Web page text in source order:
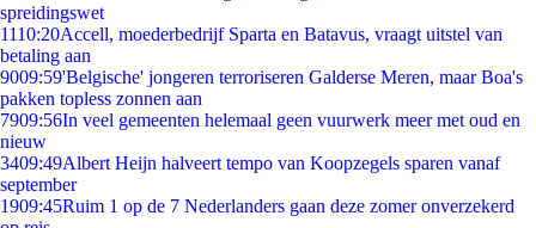
spreidingswet
1110:20Accell, moederbedrijf Sparta en Batavus, vraagt uitstel van
betaling aan
9009:59'Belgische' jongeren terroriseren Galderse Meren, maar Boa's
pakken topless zonnen aan
7909:56In veel gemeenten helemaal geen vuurwerk meer met oud en
nieuw
3409:49Albert Heijn halveert tempo van Koopzegels sparen vanaf
september
1909:45Ruim 1 op de 7 Nederlanders gaan deze zomer onverzekerd